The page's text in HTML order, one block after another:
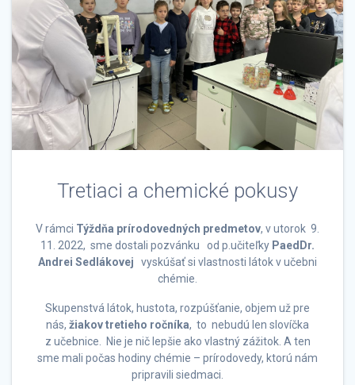
Tretiaci a chemické pokusy
V rámci Týždňa prírodovedných predmetov, v utorok 9.
11. 2022, sme dostali pozvánku od p.učiteľky PaedDr.
Andrei Sedlákovej vyskúšať si vlastnosti látok v učebni
chémie.
Skupenstvá látok, hustota, rozpúšťanie, objem už pre
nás, žiakov tretieho ročníka, to nebudú len slovíčka
z učebnice. Nie je nič lepšie ako vlastný zážitok. A ten
sme mali počas hodiny chémie – prírodovedy, ktorú nám
pripravili siedmaci.